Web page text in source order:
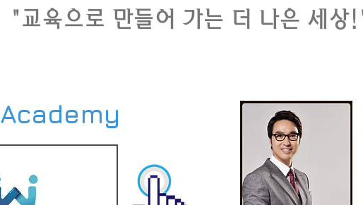
"교육으로 만들어 가는 더 나은 세상
Academy